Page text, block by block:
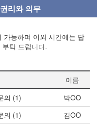
리와 의무
능하며 이외 시간에는 답
탁 드립니다.
이름
의 (1)
박OO
의 (1)
김OO